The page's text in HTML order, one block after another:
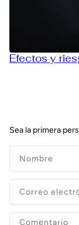
Efectos y
Sea la primera